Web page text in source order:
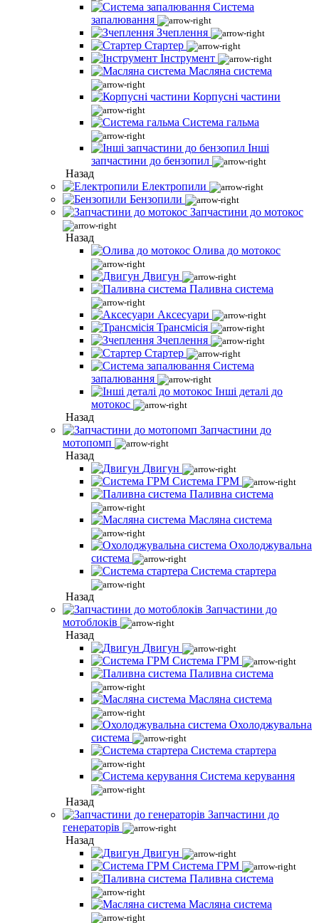
Система
запалювання
Зчеплення
Стартер
Інструмент
Масляна система
Корпусні частини
Система гальма
Інші
запчастини до бензопил
Назад
Електропили
Бензопили
Запчастини до мотокос
Назад
Олива до мотокос
Двигун
Паливна система
Аксесуари
Трансмісія
Зчеплення
Стартер
Система
запалювання
Інші деталі до
мотокос
Назад
Запчастини до
мотопомп
Назад
Двигун
Система ГРМ
Паливна система
Масляна система
Охолоджувальна
система
Система стартера
Назад
Запчастини до
мотоблоків
Назад
Двигун
Система ГРМ
Паливна система
Масляна система
Охолоджувальна
система
Система стартера
Система керування
Назад
Запчастини до
генераторів
Назад
Двигун
Система ГРМ
Паливна система
Масляна система